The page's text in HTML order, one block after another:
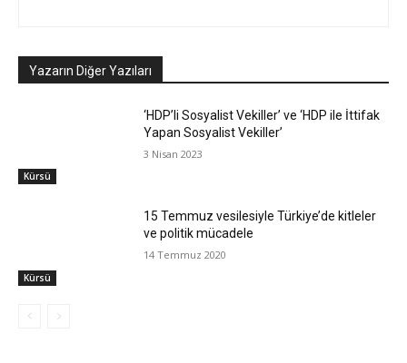
Yazarın Diğer Yazıları
Kürsü
‘HDP’li Sosyalist Vekiller’ ve ‘HDP ile İttifak
Yapan Sosyalist Vekiller’
3 Nisan 2023
Kürsü
15 Temmuz vesilesiyle Türkiye’de kitleler
ve politik mücadele
14 Temmuz 2020